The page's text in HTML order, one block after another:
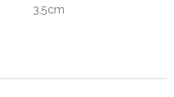
3,5cm